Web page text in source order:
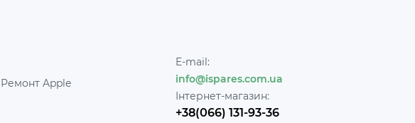
Ремонт Apple
E-mail:
info@ispares.com.ua
Інтернет-магазин:
+38(066) 131-93-36